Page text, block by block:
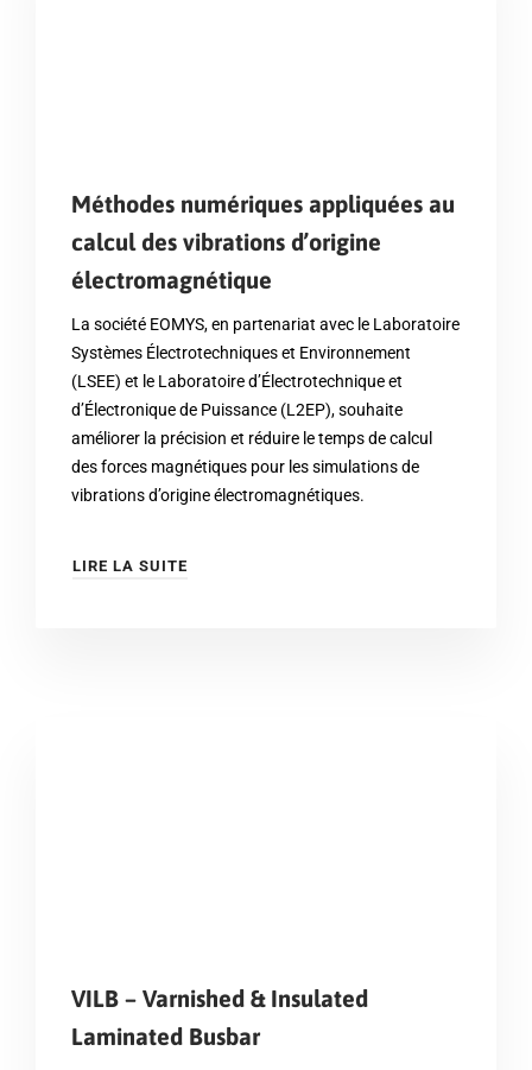
Méthodes numériques appliquées au
calcul des vibrations d’origine
électromagnétique
La société EOMYS, en partenariat avec le Laboratoire
Systèmes Électrotechniques et Environnement
(LSEE) et le Laboratoire d’Électrotechnique et
d’Électronique de Puissance (L2EP), souhaite
améliorer la précision et réduire le temps de calcul
des forces magnétiques pour les simulations de
vibrations d’origine électromagnétiques.
LIRE LA SUITE
VILB – Varnished & Insulated
Laminated Busbar